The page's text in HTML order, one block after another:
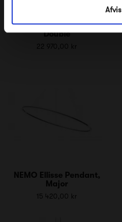
Afvis
NEMO Ellisse Pendant,
Double
NEMO Ellisse Pendant,
Major
15 420,00 kr